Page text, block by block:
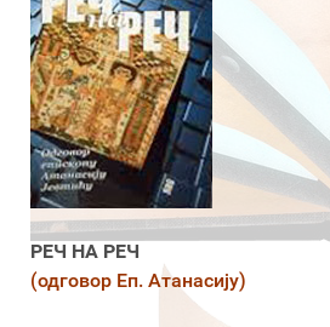
РЕЧ НА РЕЧ
(одговор Еп. Атанасију)